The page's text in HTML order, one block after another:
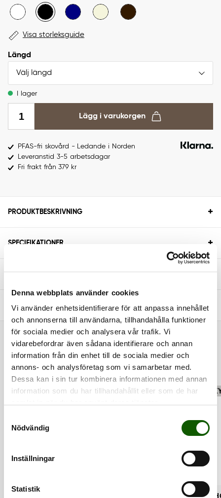
Denna webbplats använder cookies
Vi använder enhetsidentifierare för att anpassa innehållet
och annonserna till användarna, tillhandahålla funktioner
för sociala medier och analysera vår trafik. Vi
vidarebefordrar även sådana identifierare och annan
information från din enhet till de sociala medier och
annons- och analysföretag som vi samarbetar med.
Dessa kan i sin tur kombinera informationen med annan
information som du har tillhandahållit eller som de har
Nödvändig
Inställningar
Statistik
Visa storleksguide
Längd
Välj längd
I lager
Lägg i varukorgen
PFAS-fri skovård - Ledande i Norden
Leveranstid 3-5 arbetsdagar
Fri frakt från 379 kr
PRODUKTBESKRIVNING +
SPECIFIKATIONER +
STORLEKSGUIDE +
FRÅGOR & SVAR +
RELATERADE PRODUKTER
FINNS I FLERA FÄRGER FINNS I FLERA FÄRGER